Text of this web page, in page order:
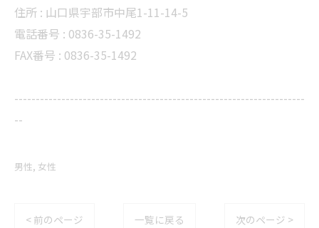
住所 : 山口県宇部市中尾1-11-14-5
電話番号 : 0836-35-1492
FAX番号 : 0836-35-1492
--------------------------------------------------------------------
--
男性 女性
< 前のページ 一覧に戻る 次のページ >